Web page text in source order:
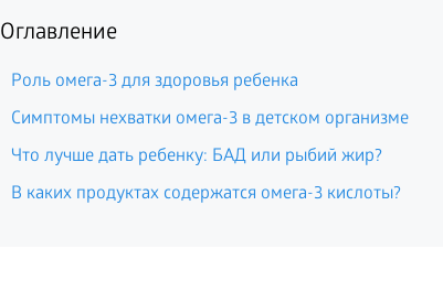
Оглавление
Роль омега-3 для здоровья ребенка
Симптомы нехватки омега-3 в детском организме
Что лучше дать ребенку: БАД или рыбий жир?
В каких продуктах содержатся омега-3 кислоты?